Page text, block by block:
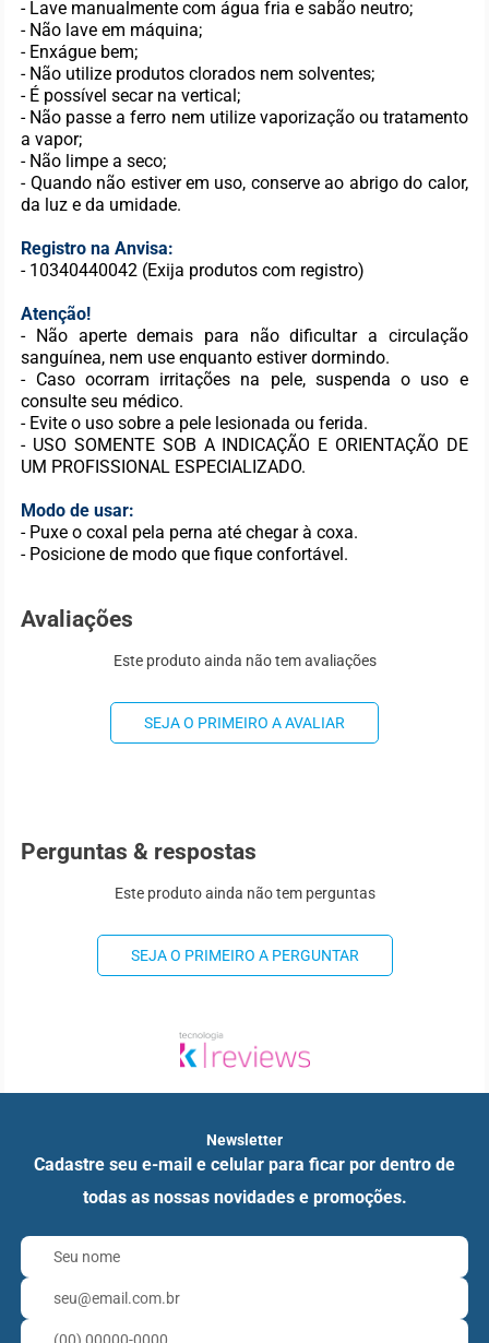
- Lave manualmente com água fria e sabão neutro;
- Não lave em máquina;
- Enxágue bem;
- Não utilize produtos clorados nem solventes;
- É possível secar na vertical;
- Não passe a ferro nem utilize vaporização ou tratamento
a vapor;
- Não limpe a seco;
- Quando não estiver em uso, conserve ao abrigo do calor,
da luz e da umidade.
Registro na Anvisa:
- 10340440042 (Exija produtos com registro)
Atenção!
- Não aperte demais para não dificultar a circulação
sanguínea, nem use enquanto estiver dormindo.
- Caso ocorram irritações na pele, suspenda o uso e
consulte seu médico.
- Evite o uso sobre a pele lesionada ou ferida.
- USO SOMENTE SOB A INDICAÇÃO E ORIENTAÇÃO DE
UM PROFISSIONAL ESPECIALIZADO.
Modo de usar:
- Puxe o coxal pela perna até chegar à coxa.
- Posicione de modo que fique confortável.
Avaliações
Este produto ainda não tem avaliações
SEJA O PRIMEIRO A AVALIAR
Perguntas & respostas
Este produto ainda não tem perguntas
SEJA O PRIMEIRO A PERGUNTAR
Newsletter
Cadastre seu e-mail e celular para ficar por dentro de
todas as nossas novidades e promoções.